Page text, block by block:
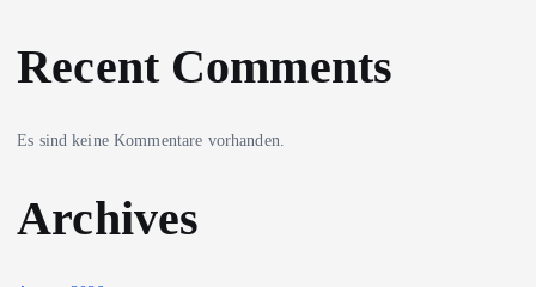
Recent Comments
Es sind keine Kommentare vorhanden.
Archives